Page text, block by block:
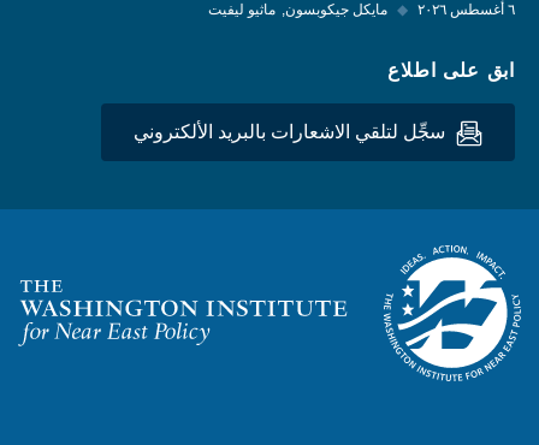
◆ مايكل جيكوبسون ماثيو ليفيت
ابق على اطلاع
سجِّل لتلقي الاشعارات بالبريد الألكتروني
Homepage